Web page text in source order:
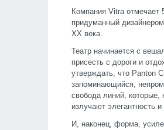
Компания Vitra отмечает
придуманный
XX века.
Театр начинается с
присесть с дороги и
утверждать, что Panton
запоминающийся,
свобода линий, которые,
излучают элегантность
И, наконец, форма,